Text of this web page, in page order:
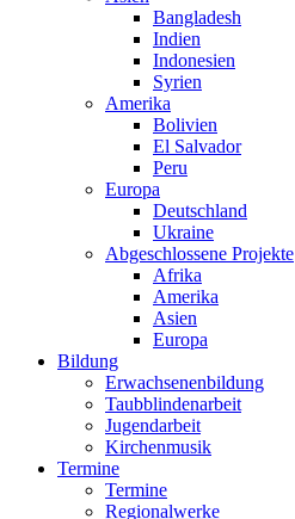
Bangladesh
Indien
Indonesien
Syrien
Amerika
Bolivien
El Salvador
Peru
Europa
Deutschland
Ukraine
Abgeschlossene Projekte
Afrika
Amerika
Asien
Europa
Bildung
Erwachsenenbildung
Taubblindenarbeit
Jugendarbeit
Kirchenmusik
Termine
Termine
Regionalwerke